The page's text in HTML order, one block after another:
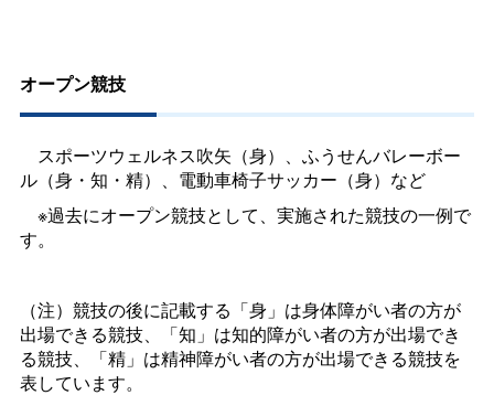
オープン競技
スポーツウェルネス吹矢（身）、ふうせんバレーボー
ル（身・知・精）、電動車椅子サッカー（身）など
※過去にオープン競技として、実施された競技の一例で
す。
（注）競技の後に記載する「身」は身体障がい者の方が
出場できる競技、「知」は知的障がい者の方が出場でき
る競技、「精」は精神障がい者の方が出場できる競技を
表しています。